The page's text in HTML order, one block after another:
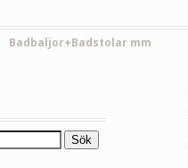
Badbaljor+Badstolar mm
Sök